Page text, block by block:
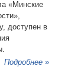
«Минские
доступен в
Подробнее »